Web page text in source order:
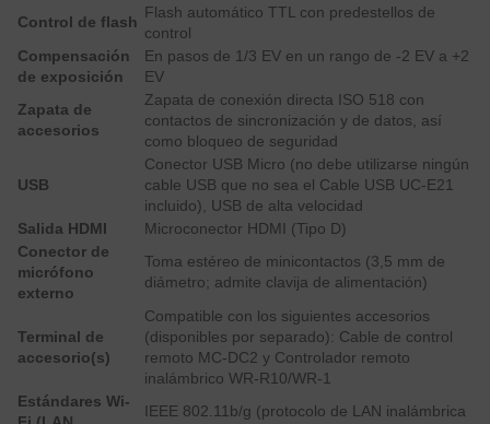
Control de flash
Flash automático TTL con predestellos de
control
Compensación
de exposición
En pasos de 1/3 EV en un rango de -2 EV a +2
EV
Zapata de
accesorios
Zapata de conexión directa ISO 518 con
contactos de sincronización y de datos, así
como bloqueo de seguridad
USB
Conector USB Micro (no debe utilizarse ningún
cable USB que no sea el Cable USB UC-E21
incluido), USB de alta velocidad
Salida HDMI
Microconector HDMI (Tipo D)
Conector de
micrófono
externo
Toma estéreo de minicontactos (3,5 mm de
diámetro; admite clavija de alimentación)
Terminal de
accesorio(s)
Compatible con los siguientes accesorios
(disponibles por separado): Cable de control
remoto MC-DC2 y Controlador remoto
inalámbrico WR-R10/WR-1
Estándares Wi-
IEEE 802.11b/g (protocolo de LAN inalámbrica